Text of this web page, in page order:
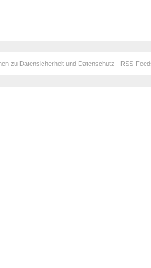
zu Datensicherheit und Datenschutz - RSS-